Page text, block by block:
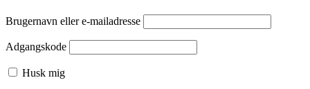
Brugernavn eller e-mailadresse
Adgangskode
Husk mig